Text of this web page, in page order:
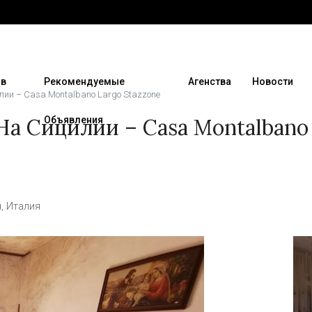
Рекомендуемые
Объявления
Агенства Новости
– Casa Montalbano Largo Stazzone
Сицилии – Casa Montalbano
Италия